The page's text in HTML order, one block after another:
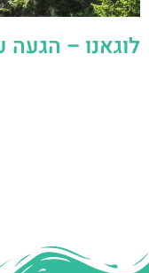
לוגאנו –